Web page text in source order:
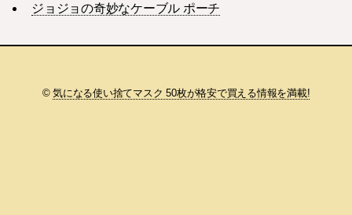
ジョジョの奇妙なケーブル ポーチ
©気になる使い捨てマスク 50枚が格安で買える情報を満載!